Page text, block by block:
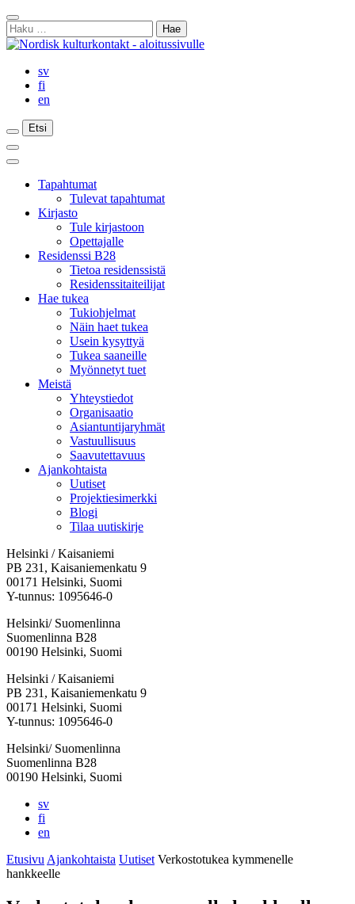
Siirry
sisältöön
Sulje
haku
Haku:
sv
fi
en
Etsi
Etsi
Etsi
Päävalikko
Sulje
päävalikkoTapahtumat
Tulevat tapahtumat
Kirjasto
Tule kirjastoon
Opettajalle
Residenssi B28
Tietoa residenssistä
Residenssitaiteilijat
Hae tukea
Tukiohjelmat
Näin haet tukea
Usein kysyttyä
Tukea saaneille
Myönnetyt tuet
Meistä
Yhteystiedot
Organisaatio
Asiantuntijaryhmät
Vastuullisuus
Saavutettavuus
Ajankohtaista
Uutiset
Projektiesimerkki
Blogi
Tilaa uutiskirje
Helsinki / Kaisaniemi
PB 231, Kaisaniemenkatu 9
00171 Helsinki, Suomi
Y-tunnus: 1095646-0
Helsinki/ Suomenlinna
Suomenlinna B28
00190 Helsinki, Suomi
Facebook:
Avataan
uuteen
välilehteen
Instagram:
Avataan
uuteen
välilehteen
TikTok:
Avataan
uuteen
välilehteen
Youtube:
Avataan
uuteen
välilehteen
Vimeo:
Avataan
uuteen
välilehteen
Helsinki / Kaisaniemi
PB 231, Kaisaniemenkatu 9
00171 Helsinki, Suomi
Y-tunnus: 1095646-0
Helsinki/ Suomenlinna
Suomenlinna B28
00190 Helsinki, Suomi
sv
fi
en
Etusivu Ajankohtaista Uutiset Verkostotukea kymmenelle
hankkeelle